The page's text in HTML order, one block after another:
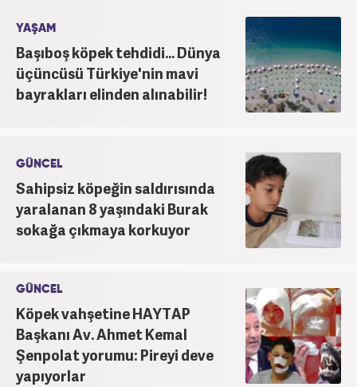
YAŞAM
Başıboş köpek tehdidi... Dünya
üçüncüsü Türkiye'nin mavi
bayrakları elinden alınabilir!
GÜNCEL
Sahipsiz köpeğin saldırısında
yaralanan 8 yaşındaki Burak
sokağa çıkmaya korkuyor
GÜNCEL
Köpek vahşetine HAYTAP
Başkanı Av. Ahmet Kemal
Şenpolat yorumu: Pireyi deve
yapıyorlar